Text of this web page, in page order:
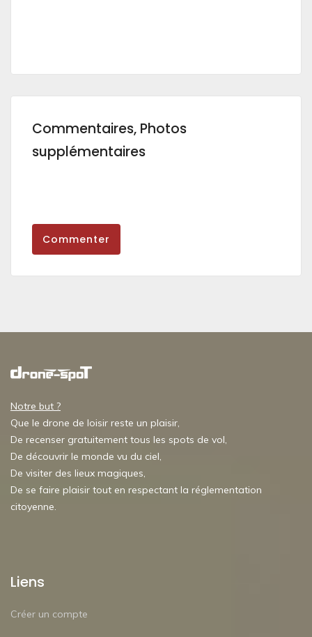
Commentaires, Photos
supplémentaires
Commenter
Notre but ?
Que le drone de loisir reste un plaisir,
De recenser gratuitement tous les spots de vol,
De découvrir le monde vu du ciel,
De visiter des lieux magiques,
De se faire plaisir tout en respectant la réglementation
citoyenne.
Liens
Créer un compte